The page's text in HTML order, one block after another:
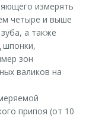
измерять
четыре и выше
а также
шпонки,
зон
валиков на
припоя (от 10